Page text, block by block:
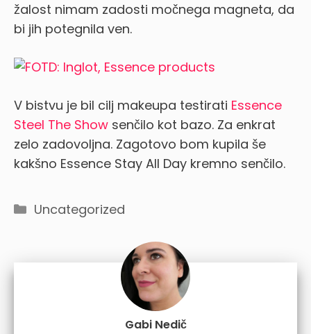
žalost nimam zadosti močnega magneta, da
bi jih potegnila ven.
V bistvu je bil cilj makeupa testirati Essence
Steel The Show senčilo kot bazo. Za enkrat
zelo zadovoljna. Zagotovo bom kupila še
kakšno Essence Stay All Day kremno senčilo.
Categories
Uncategorized
Gabi Nedič